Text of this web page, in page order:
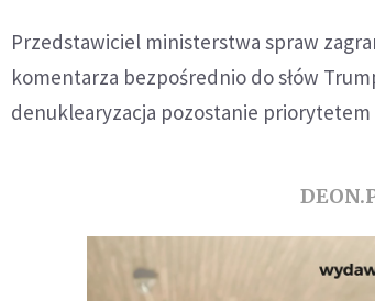
Przedstawiciel ministerstwa spraw
komentarza bezpośrednio do słów
denuklearyzacja pozostanie